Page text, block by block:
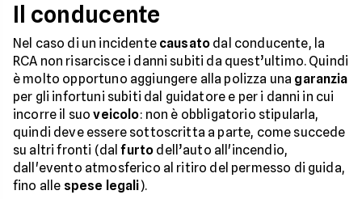
Il conducente
Nel caso di un incidente causato dal conducente, la
RCA non risarcisce i danni subiti da quest’ultimo. Quindi
è molto opportuno aggiungere alla polizza una garanzia
per gli infortuni subiti dal guidatore e per i danni in cui
incorre il suoveicolo: non è obbligatorio stipularla,
quindi deve essere sottoscritta a parte, come succede
su altri fronti (dalfurto dell’auto all'incendio,
dall'evento atmosferico al ritiro del permesso di guida,
fino alle spese legali).